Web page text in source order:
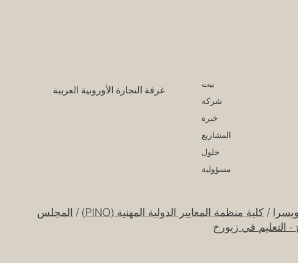
غرفة التجارة الأوروبية العربية
بيت
شركة
خبرة
المشاريع
حلول
مسؤولية
/ كلية منظمة المعايير الدولية المهنية (PINO) / المجلس
التعليم في زيورخ